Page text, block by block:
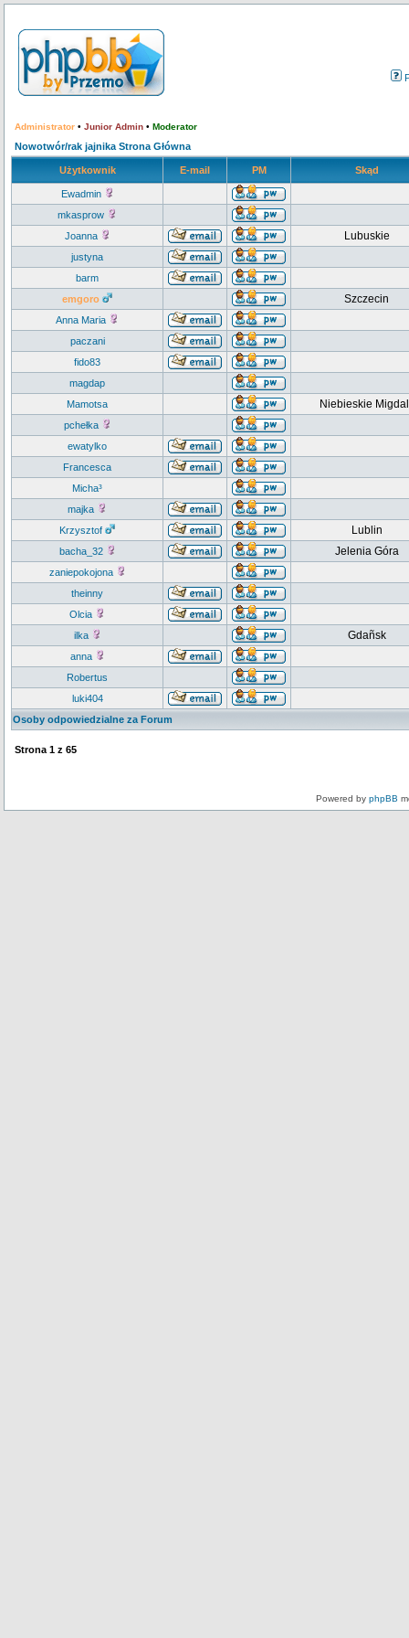
Administrator • Junior Admin • Moderator
Nowotwór/rak jajnika Strona Główna
Użytkownik E-mail PM Skąd
Ewadmin
mkasprow
Joanna
Lubuskie
justyna
barm
emgoro
Szczecin
Anna Maria
paczani
fido83
magdap
Mamotsa
Niebieskie
pchełka
ewatylko
Francesca
Micha³
majka
Krzysztof
Lublin
bacha_32 Jelenia Góra
zaniepokojona
theinny
Olcia
ilka
Gdañsk
anna
Robertus
luki404
Osoby odpowiedzialne za Forum
Strona 1 z 65
Powered by phpBB